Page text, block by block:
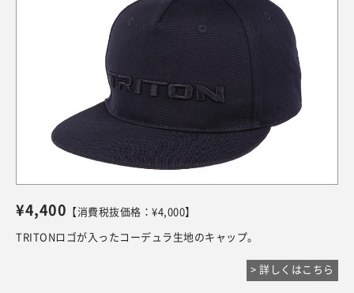
¥4,400 【消費税抜価格：¥4,000】
TRITONロゴが入ったコーデュラ生地のキャップ。
> 詳しくはこちら